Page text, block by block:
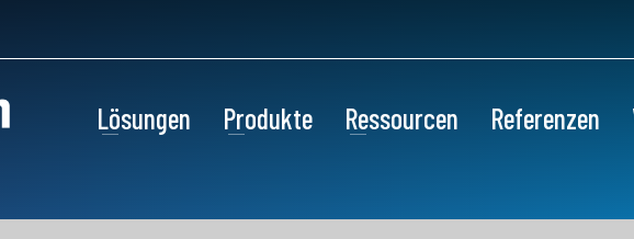
Lösungen Produkte Ressourcen Referenzen